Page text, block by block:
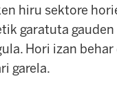
hiru sektore
garatuta
Hori izan
garela.